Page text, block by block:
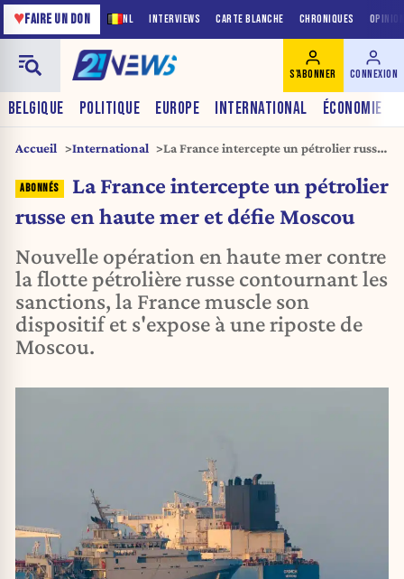
NL INTERVIEWS CARTE BLANCHE CHRONIQUES
♥FAIRE UN DON
BELGIQUE POLITIQUE EUROPE INTERNATIONAL ÉCONOMIE
S'ABONNER CONNEXION
Accueil International
La France intercepte un pétrolier russe
La France intercepte un pétrolier
russe en haute mer et défie Moscou
Nouvelle opération en haute mer contre
la flotte pétrolière russe contournant les
sanctions, la France muscle son
dispositif et s'expose à une riposte de
Moscou.